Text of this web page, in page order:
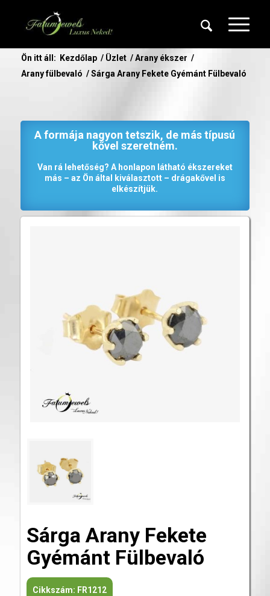
Ön itt áll: Kezdőlap / Üzlet / Arany ékszer /
Arany fülbevaló / Sárga Arany Fekete Gyémánt Fülbevaló
A formája nagyon tetszik, de más típusú
kővel szeretném.
Van rá lehetőség? A honlapon látható ékszereket
más – az Ön által kiválasztott – drágakővel is
elkészítjük.
Sárga Arany Fekete
Gyémánt Fülbevaló
Cikkszám: FR1212